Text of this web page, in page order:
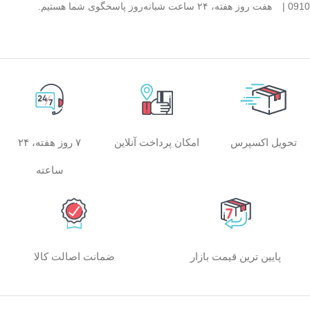
0910 | هفت روز هفته، ۲۴ ساعت شبانه‌روز پاسخگوی شما هستیم.
تحویل اکسپرس امکان پرداخت آنلاین ۷ روز هفته، ۲۴
ساعته
پایین ترین قیمت بازار ضمانت اصالت کالا